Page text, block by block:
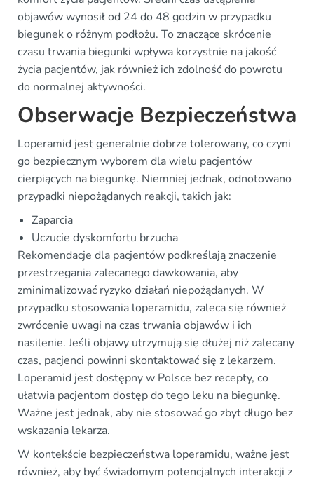
objawów wynosił od 24 do 48 godzin w przypadku
biegunek o różnym podłożu. To znaczące skrócenie
czasu trwania biegunki wpływa korzystnie na jakość
życia pacjentów, jak również ich zdolność do powrotu
do normalnej aktywności.
Obserwacje Bezpieczeństwa
Loperamid jest generalnie dobrze tolerowany, co czyni
go bezpiecznym wyborem dla wielu pacjentów
cierpiących na biegunkę. Niemniej jednak, odnotowano
przypadki niepożądanych reakcji, takich jak:
Zaparcia
Uczucie dyskomfortu brzucha
Rekomendacje dla pacjentów podkreślają znaczenie
przestrzegania zalecanego dawkowania, aby
zminimalizować ryzyko działań niepożądanych. W
przypadku stosowania loperamidu, zaleca się również
zwrócenie uwagi na czas trwania objawów i ich
nasilenie. Jeśli objawy utrzymują się dłużej niż zalecany
czas, pacjenci powinni skontaktować się z lekarzem.
Loperamid jest dostępny w Polsce bez recepty, co
ułatwia pacjentom dostęp do tego leku na biegunkę.
Ważne jest jednak, aby nie stosować go zbyt długo bez
wskazania lekarza.
W kontekście bezpieczeństwa loperamidu, ważne jest
również, aby być świadomym potencjalnych interakcji z